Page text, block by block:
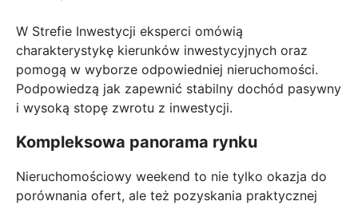
W Strefie Inwestycji eksperci omówią
charakterystykę kierunków inwestycyjnych oraz
pomogą w wyborze odpowiedniej nieruchomości.
Podpowiedzą jak zapewnić stabilny dochód pasywny
i wysoką stopę zwrotu z inwestycji.
Kompleksowa panorama rynku
Nieruchomościowy weekend to nie tylko okazja do
porównania ofert, ale też pozyskania praktycznej